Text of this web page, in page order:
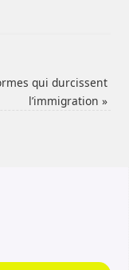
qui durcissent
l’immigration»